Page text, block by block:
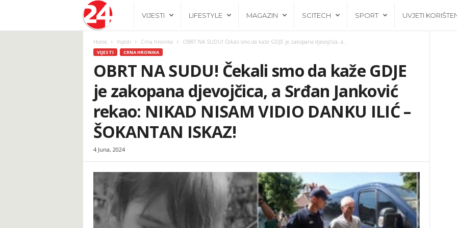
.
b
a
VIJESTI LIFESTYLE MAGAZIN SCITECH SPORT UVJETI
Home Vijesti Crna hronika OBRT NA SUDU! Čekali smo da kaže GDJE je zakopana djevojčica, a...
VIJESTI CRNA HRONIKA
OBRT NA SUDU! Čekali smo da kaže GDJE
je zakopana djevojčica, a Srđan Janković
rekao: NIKAD NISAM VIDIO DANKU ILIĆ –
ŠOKANTAN ISKAZ!
4 Juna, 2024